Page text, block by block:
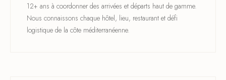
12+ ans à coordonner des arrivées et départs haut de gamme.
Nous connaissons chaque hôtel, lieu, restaurant et défi
logistique de la côte méditerranéenne.